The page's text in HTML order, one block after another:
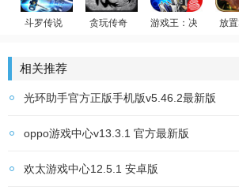
斗罗传说
贪玩传奇
游戏王：决斗链接
游戏王
放
相关推荐
光环助手官方正版手机版v5.46.2最新版
oppo游戏中心v13.3.1 官方最新版
欢太游戏中心12.5.1 安卓版